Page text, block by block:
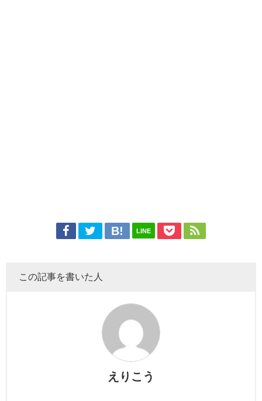
LINE
この記事を書いた人
えりこう